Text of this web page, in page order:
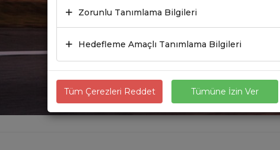
Zorunlu Tanımlama Bilgileri
Hedefleme Amaçlı Tanımlama Bilgileri
Tüm Çerezleri Reddet Tümüne İzin Ver